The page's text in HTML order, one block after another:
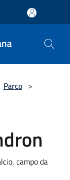
Parco >
campo da